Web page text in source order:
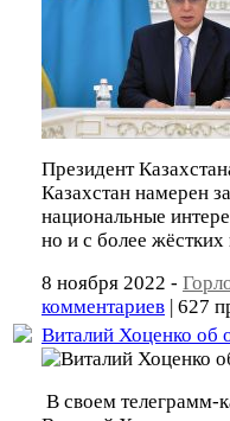
Президент
Казахстан намерен
национальные
но и с более жёстких
8 ноября 2022 -
комментариев | 627
Виталий Хоценко об
В своем телеграмм-